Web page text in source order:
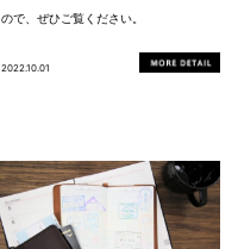
ので、ぜひご覧ください。
2022.10.01